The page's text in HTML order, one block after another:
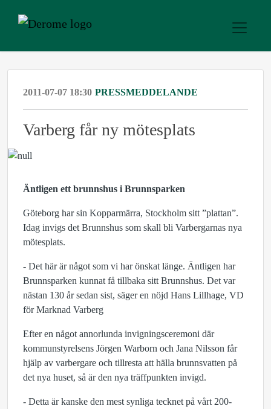
2011-07-07 18:30 PRESSMEDDELANDE
Varberg får ny mötesplats
Äntligen ett brunnshus i Brunnsparken
Göteborg har sin Kopparmärra, Stockholm sitt ”plattan”.
Idag invigs det Brunnshus som skall bli Varbergarnas nya
mötesplats.
- Det här är något som vi har önskat länge. Äntligen har
Brunnsparken kunnat få tillbaka sitt Brunnshus. Det var
nästan 130 år sedan sist, säger en nöjd Hans Lillhage, VD
för Marknad Varberg
Efter en något annorlunda invigningsceremoni där
kommunstyrelsens Jörgen Warborn och Jana Nilsson får
hjälp av varbergare och tillresta att hälla brunnsvatten på
det nya huset, så är den nya träffpunkten invigd.
- Detta är kanske den mest synliga tecknet på vårt 200-